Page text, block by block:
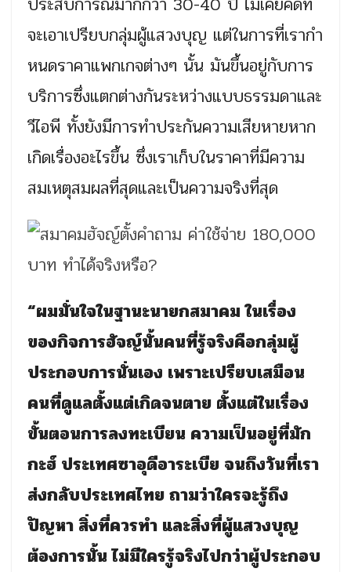
จะเอาเปรียบกลุ่มผู้แสวงบุญ แต่ในการที่เรากํา
หนดราคาแพกเกจต่างๆ นั้น มันขึ้นอยู่กับการ
บริการซึ่งแตกต่างกันระหว่างแบบธรรมดาและ
วีไอพี ทั้งยังมีการทำประกันความเสียหายหาก
เกิดเรื่องอะไรขึ้น ซึ่งเราเก็บในราคาที่มีความ
สมเหตุสมผลที่สุดและเป็นความจริงที่สุด
“ผมมั่นใจในฐานะนายกสมาคม ในเรื่อง
ของกิจการฮัจญ์นั้นคนที่รู้จริงคือกลุ่มผู้
ประกอบการนั่นเอง เพราะเปรียบเสมือน
คนที่ดูแลตั้งแต่เกิดจนตาย ตั้งแต่ในเรื่อง
ขั้นตอนการลงทะเบียน ความเป็นอยู่ที่มัก
กะฮ์ ประเทศซาอุดีอาระเบีย จนถึงวันที่เรา
ส่งกลับประเทศไทย ถามว่าใครจะรู้ถึง
ปัญหา สิ่งที่ควรทำ และสิ่งที่ผู้แสวงบุญ
ต้องการนั้น ไม่มีใครรู้จริงไปกว่าผู้ประกอบ